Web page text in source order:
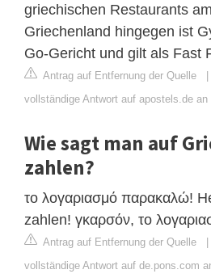
griechischen Restaurants
Griechenland hingegen ist
Go-Gericht und gilt als Fast
Antrag auf Entfernung der Quelle
vollständige Antwort auf apostels.de an
Wie sagt man auf
zahlen?
το λογαριασμό παρακαλώ!
zahlen! γκαρσόν, το
Antrag auf Entfernung der Quelle
vollständige Antwort auf de.pons.com